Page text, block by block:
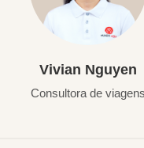
Vivian Nguyen
Consultora de viagens